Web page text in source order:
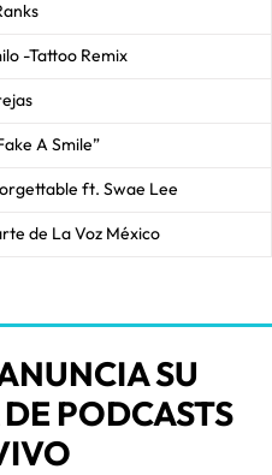
-Tattoo Remix
A Smile”
ft. Swae Lee
de La Voz México
SU
PODCASTS